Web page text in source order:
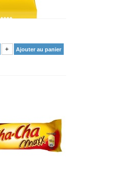
+ Ajouter au panier